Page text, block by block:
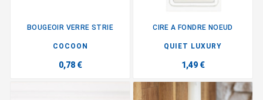
BOUGEOIR VERRE STRIE
COCOON
0,78 €
CIRE A FONDRE NOEUD
QUIET LUXURY
1,49 €